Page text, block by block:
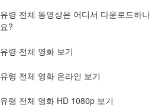
유령 전체 동영상은 어디서 다운로드하나
요?
유령 전체 영화 보기
유령 전체 영화 온라인 보기
유령 전체 영화 HD 1080p 보기